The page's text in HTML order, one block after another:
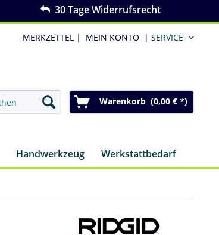
30 Tage Widerrufsrecht
MERKZETTEL | MEIN KONTO | SERVICE
Warenkorb (0,00 € *)
Handwerkzeug Werkstattbedarf